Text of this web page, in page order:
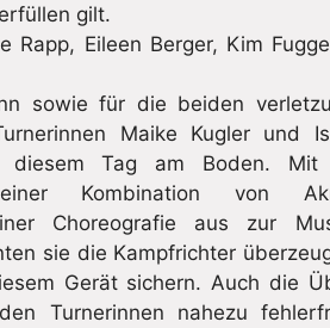
gilt.
Rapp, Eileen Berger, Kim
sowie für die beiden
Maike Kugler und
diesem Tag am Boden. Mit
Kombination von
Choreografie aus zur
sie die Kampfrichter
Gerät sichern. Auch die
Turnerinnen nahezu